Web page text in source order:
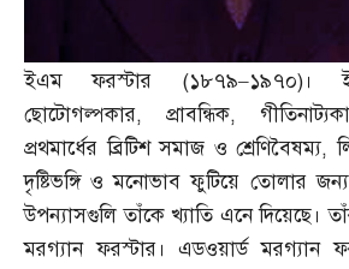
ইএম ফরস্টার (১৮৭৯–১৯৭০)।
ছোটোগল্পকার, প্রাবন্ধিক,
প্রথমার্ধের ব্রিটিশ সমাজ ও শ্রেণিবৈষম্য,
দৃষ্টিভঙ্গি ও মনোভাব ফুটিয়ে তোলার জন্য
উপন্যাসগুলি তাঁকে খ্যাতি এনে দিয়েছে।
মরগ্যান ফরস্টার। এডওয়ার্ড মরগ্যান